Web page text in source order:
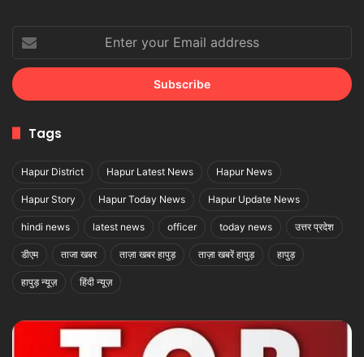
your
Email
address
Tags
Hapur District Hapur Latest News Hapur News
Hapur Story Hapur Today News Hapur Update News
hindi news latest news officer today news उत्तर प्रदेश
डीएम ताजा खबर ताज़ा खबर हापुड़ ताज़ा खबरें हापुड़ हापुड़
हापुड़ न्यूज़ हिंदी न्यूज़